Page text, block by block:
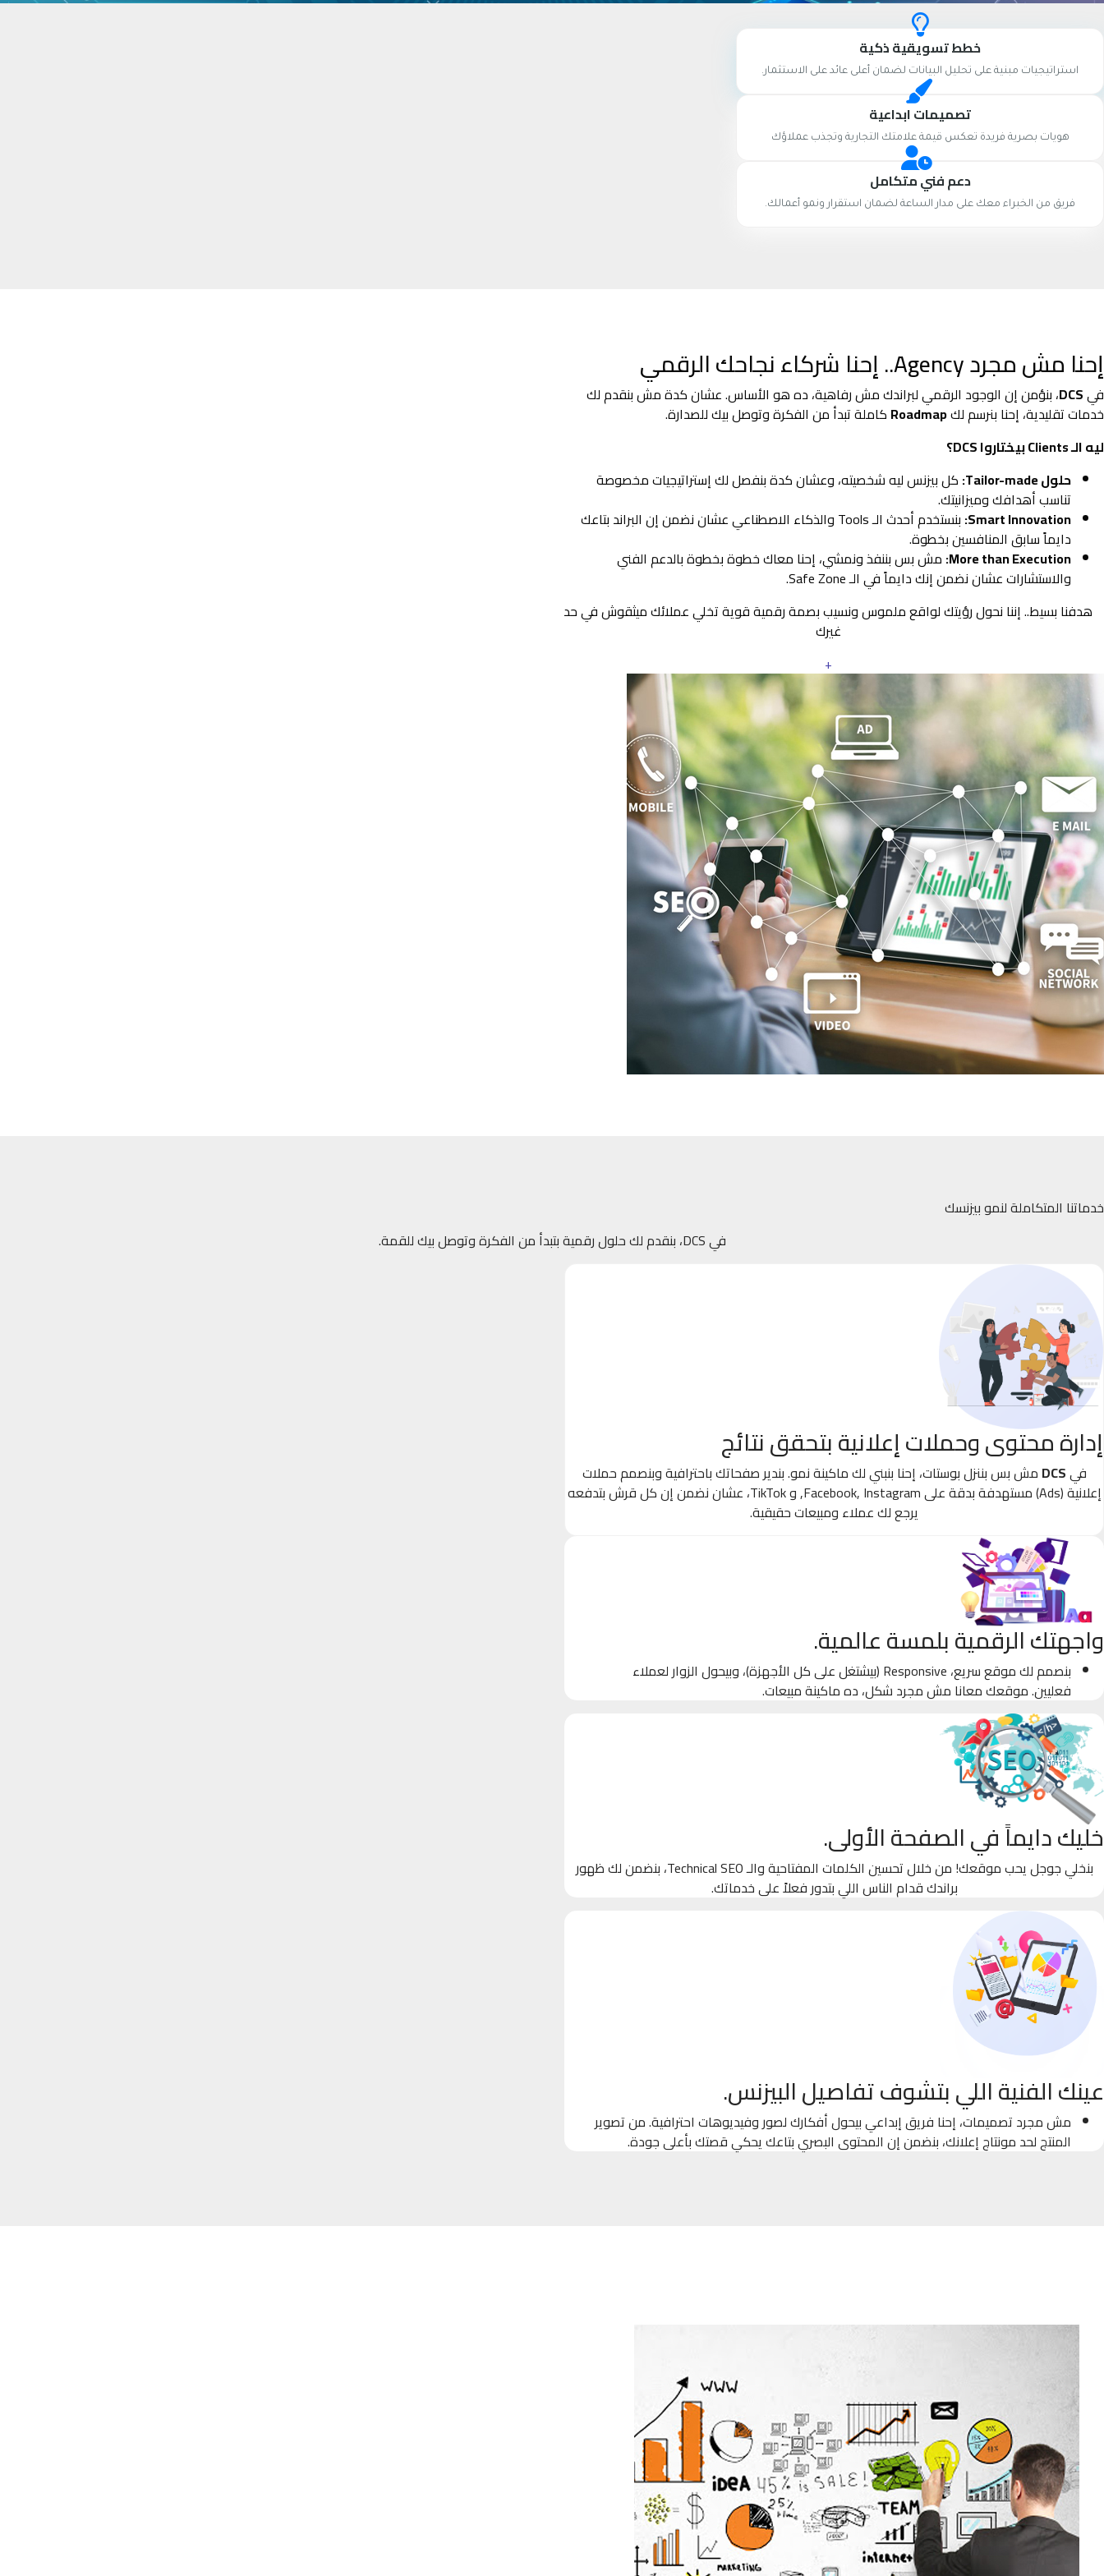
خطط تسويقية ذكية
استراتيجيات مبنية على تحليل البيانات لضمان أعلى عائد على الاستثمار.
تصميمات ابداعية
هويات بصرية فريدة تعكس قيمة علامتك التجارية وتجذب عملاؤك
دعم فني متكامل
فريق من الخبراء معك على مدار الساعة لضمان استقرار ونمو أعمالك.
إحنا مش مجرد Agency.. إحنا شركاء نجاحك الرقمي
فيDCS، بنؤمن إن الوجود الرقمي لبراندك مش رفاهية، ده هو الأساس. عشان كدة مش بنقدم لك
خدمات تقليدية، إحنا بنرسم لكRoadmap كاملة تبدأ من الفكرة وتوصل بيك للصدارة.
ليه الـ Clients بيختاروا DCS؟
حلول Tailor-made:
كل بيزنس ليه شخصيته، وعشان كدة بنفصل لك إستراتيجيات مخصوصة
تناسب أهدافك وميزانيتك.
Smart Innovation:
بنستخدم أحدث الـ Tools والذكاء الاصطناعي عشان نضمن إن البراند بتاعك
دايماً سابق المنافسين بخطوة.
More than Execution: مش بس بننفذ ونمشي، إحنا معاك خطوة بخطوة بالدعم الفني
والاستشارات عشان نضمن إنك دايماً في الـ Safe Zone.
هدفنا بسيط.. إننا نحول رؤيتك لواقع ملموس ونسيب بصمة رقمية قوية تخلي عملائك ميثقوش في حد
غيرك
+
خدماتنا المتكاملة لنمو بيزنسك
في DCS، بنقدم لك حلول رقمية بتبدأ من الفكرة وتوصل بيك للقمة.
إدارة محتوى وحملات إعلانية بتحقق نتائج
فيDCS مش بس بننزل بوستات، إحنا بنبني لك ماكينة نمو. بندير صفحاتك باحترافية وبنصمم حملات
إعلانية (Ads) مستهدفة بدقة على Facebook, Instagram, و TikTok، عشان نضمن إن كل قرش بتدفعه
يرجع لك عملاء ومبيعات حقيقية.
واجهتك الرقمية بلمسة عالمية.
بنصمم لك موقع سريع، Responsive (بيشتغل على كل الأجهزة)، وبيحول الزوار لعملاء
فعليين. موقعك معانا مش مجرد شكل، ده ماكينة مبيعات.
خليك دايماً في الصفحة الأولى.
بنخلي جوجل يحب موقعك! من خلال تحسين الكلمات المفتاحية والـ Technical SEO، بنضمن لك ظهور
براندك قدام الناس اللي بتدور فعلاً على خدماتك.
عينك الفنية اللي بتشوف تفاصيل البيزنس.
مش مجرد تصميمات، إحنا فريق إبداعي بيحول أفكارك لصور وفيديوهات احترافية. من تصوير
المنتج لحد مونتاج إعلانك، بنضمن إن المحتوى البصري بتاعك يحكي قصتك بأعلى جودة.